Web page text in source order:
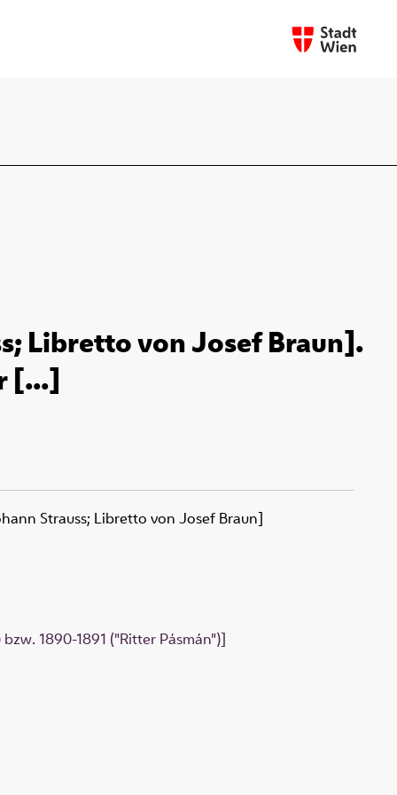
Libretto von Josef Braun].
[...]
Strauss; Libretto von Josef Braun]
1890-1891 ("Ritter Pásmán")]